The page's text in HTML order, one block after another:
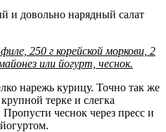
и довольно нарядный салат
250 г корейской моркови, 2
или йогурт, чеснок.
нарежь курицу. Точно так же
терке и слегка
чеснок через пресс и